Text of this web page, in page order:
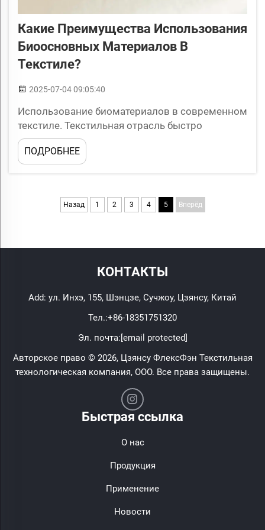
Какие Преимущества Использования
Биоосновных Материалов В
Текстиле?
2025-07-04 09:05:40
Использование биоматериалов в современном
текстиле. Текстильная отрасль быстро
меняется в наши дни, потому что люди больше,
чем когда-либо, заботятся об устойчивости. И
покупатели, и владельцы фабрик начинают по-
ПОДРОБНЕЕ
Назад 1 2 3 4 5 Вперёд
КОНТАКТЫ
Add: ул. Инхэ, 155, Шэнцзе, Сучжоу, Цзянсу, Китай
Тел.:+86-18351751320
Эл. почта:[email protected]
Авторское право © 2026, Цзянсу ФлексФэн Текстильная
технологическая компания, ООО. Все права защищены.
Быстрая ссылка
О нас
Продукция
Применение
Новости